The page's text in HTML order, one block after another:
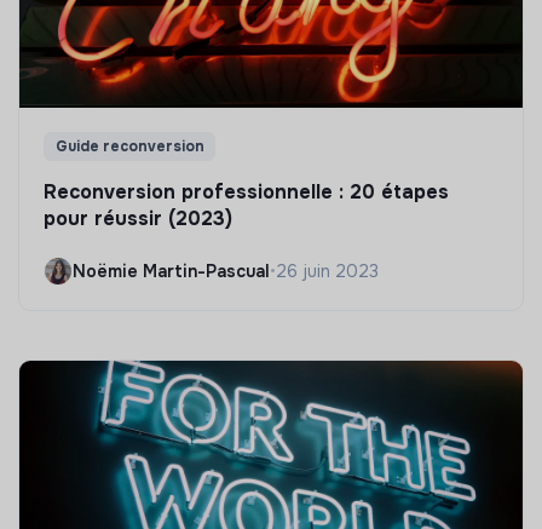
Guide reconversion
Reconversion professionnelle : 20 étapes
pour réussir (2023)
Noëmie Martin-Pascual•26 juin 2023